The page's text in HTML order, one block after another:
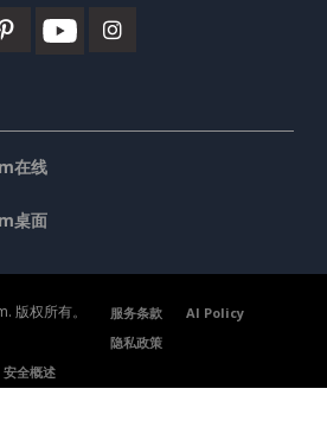
在线
桌面
版权所有。 服务条款
AI Policy
隐私政策
安全概述